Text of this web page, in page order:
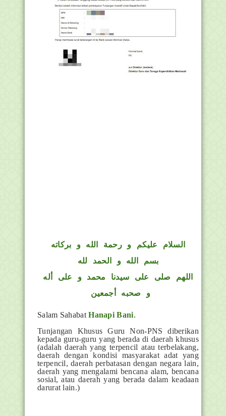
السلام عليكم و رحمة الله و بركاته
بسم الله و الحمد لله
اللهم صلى على سيدنا محمد و على أله
و صحبه أجمعين
Salam SahabatHanapi Bani.
Tunjangan Khusus Guru Non-PNS diberikan
kepada guru-guru yang berada di daerah khusus
(adalah daerah yang terpencil atau terbelakang,
daerah dengan kondisi masyarakat adat yang
terpencil, daerah perbatasan dengan negara lain,
daerah yang mengalami bencana alam, bencana
sosial, atau daerah yang berada dalam keadaan
darurat lain.)